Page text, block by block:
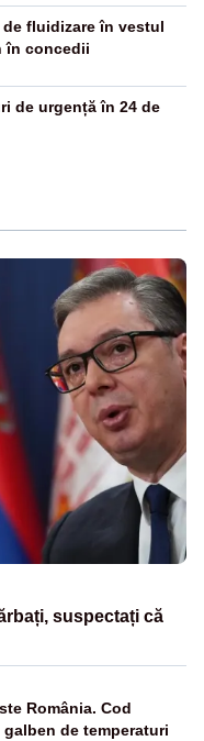
fluidizare în vestul
în concedii
de urgență în 24 de
suspectați că
România. Cod
de temperaturi